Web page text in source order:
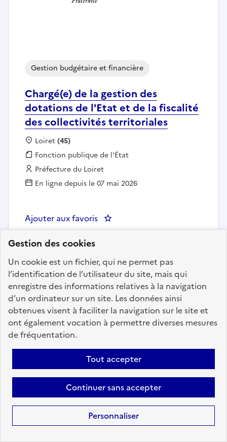
Gestion des cookies
Un cookie est un fichier, qui ne permet pas
l’identification de l’utilisateur du site, mais qui
enregistre des informations relatives à la navigation
d’un ordinateur sur un site. Les données ainsi
obtenues visent à faciliter la navigation sur le site et
ont également vocation à permettre diverses mesures
de fréquentation.
Tout accepter
Continuer sans accepter
Personnaliser
Chargé(e) de la gestion des
dotations de l'Etat et de la fiscalité
des collectivités territoriales
Gestion budgétaire et financière
Localisation :
Loiret(45)
Fonction publique :
Fonction publique de l'État
Employeur :
Préfecture du Loiret
En ligne depuis le 07 mai 2026
Ajouter aux favoris : Chargé(e) de la gestion des
Précédent 1 57 58 59
61
62 63 78 Suivant
Aller à la page
Téléchargez dès à
présent l'application
mobile “Choisir le
service public”
Avec l’application, retrouvez en